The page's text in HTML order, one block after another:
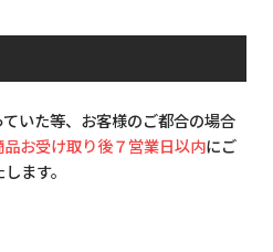
いた等、お客様のご都合の場合
品お受け取り後７営業日以内にご
ます。